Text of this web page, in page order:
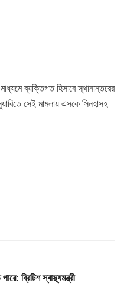
ব্যক্তিগত হিসাবে স্থানান্তরের
সেই মামলায় এসকে সিনহাসহ
ব্রিটিশ স্বাস্থ্যমন্ত্রী